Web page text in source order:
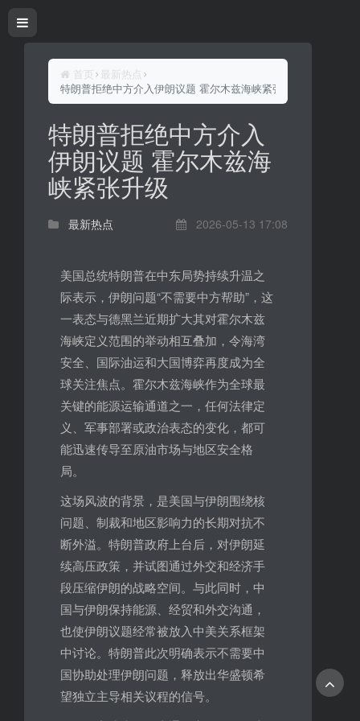
首页
最新热点
特朗普拒绝中方介入伊朗议题 霍尔木兹海峡紧张升级
特朗普拒绝中方介入
伊朗议题 霍尔木兹海
峡紧张升级
最新热点 2026-05-13 17:08
美国总统特朗普在中东局势持续升温之
际表示，伊朗问题“不需要中方帮助”，这
一表态与德黑兰近期扩大其对霍尔木兹
海峡定义范围的举动相互叠加，令海湾
安全、国际油运和大国博弈再度成为全
球关注焦点。霍尔木兹海峡作为全球最
关键的能源运输通道之一，任何法律定
义、军事部署或政治表态的变化，都可
能迅速传导至原油市场与地区安全格
局。
这场风波的背景，是美国与伊朗围绕核
问题、制裁和地区影响力的长期对抗不
断外溢。特朗普政府上台后，对伊朗延
续高压政策，并试图通过外交和经济手
段压缩伊朗的战略空间。与此同时，中
国与伊朗保持能源、经贸和外交沟通，
也使伊朗议题经常被放入中美关系框架
中讨论。特朗普此次明确表示不需要中
国协助处理伊朗问题，释放出华盛顿希
望独立主导相关议程的信号。